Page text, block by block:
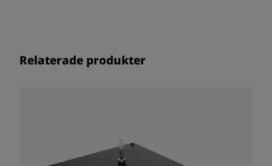
Relaterade produkter